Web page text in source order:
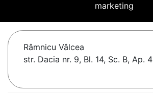
marketing
Râmnicu Vâlcea
str. Dacia nr. 9, Bl. 14, Sc. B, Ap. 4